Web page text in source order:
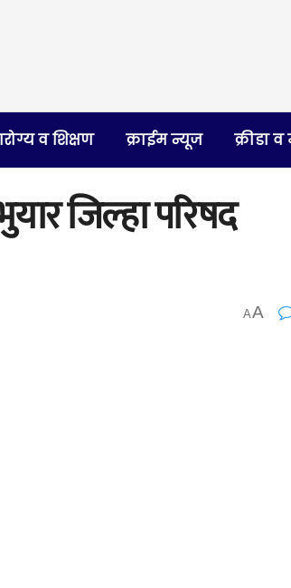
व शिक्षण क्राईम न्यूज क्रीडा
जिल्हा परिषद
AA